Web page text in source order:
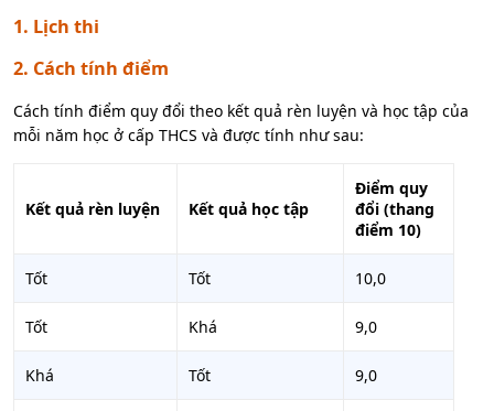
1. Lịch thi
2. Cách tính điểm
Cách tính điểm quy đổi theo kết quả rèn luyện và học tập của
mỗi năm học ở cấp THCS và được tính như sau:
Kết quả rèn luyện Kết quả học tập
Điểm quy
đổi (thang
điểm 10)
Tốt Tốt 10,0
Tốt Khá 9,0
Khá Tốt 9,0